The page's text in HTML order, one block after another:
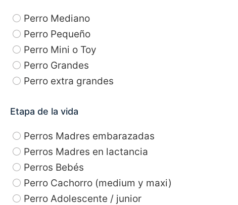
Perro Mediano
Perro Pequeño
Perro Mini o Toy
Perro Grandes
Perro extra grandes
Etapa de la vida
Perros Madres embarazadas
Perros Madres en lactancia
Perros Bebés
Perro Cachorro (medium y maxi)
Perro Adolescente / junior